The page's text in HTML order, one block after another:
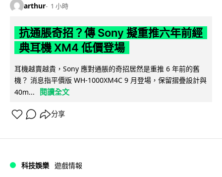
arthur 1 小時
抗通脹奇招？傳 Sony 擬重推六年前經
典耳機 XM4 低價登場
耳機越賣越貴，Sony 應對通脹的奇招居然是重推 6 年前的舊
機？ 消息指平價版 WH-1000XM4C 9 月登場，保留摺疊設計與
40m...
閱讀全文
分享
科技娛樂 遊戲情報